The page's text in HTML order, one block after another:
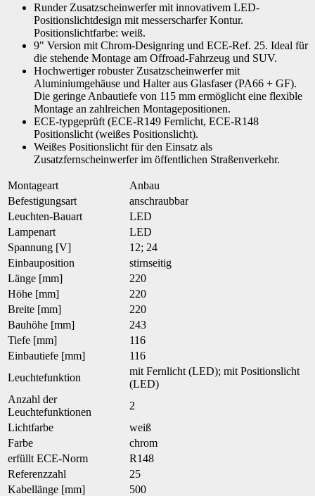
Runder Zusatzscheinwerfer mit innovativem LED-
Positionslichtdesign mit messerscharfer Kontur.
Positionslichtfarbe: weiß.
9" Version mit Chrom-Designring und ECE-Ref. 25. Ideal für
die stehende Montage am Offroad-Fahrzeug und SUV.
Hochwertiger robuster Zusatzscheinwerfer mit
Aluminiumgehäuse und Halter aus Glasfaser (PA66 + GF).
Die geringe Anbautiefe von 115 mm ermöglicht eine flexible
Montage an zahlreichen Montagepositionen.
ECE-typgeprüft (ECE-R149 Fernlicht, ECE-R148
Positionslicht (weißes Positionslicht).
Weißes Positionslicht für den Einsatz als
Zusatzfernscheinwerfer im öffentlichen Straßenverkehr.
Montageart
Anbau
Befestigungsart
anschraubbar
Leuchten-Bauart
LED
Lampenart
LED
Spannung [V]
12; 24
Einbauposition
stirnseitig
Länge [mm]
220
Höhe [mm]
220
Breite [mm]
220
Bauhöhe [mm]
243
Tiefe [mm]
116
Einbautiefe [mm]
116
Leuchtefunktion
mit Fernlicht (LED); mit Positionslicht
(LED)
Anzahl der
Leuchtefunktionen
2
Lichtfarbe
weiß
Farbe
chrom
erfüllt ECE-Norm
R148
Referenzzahl
25
Kabellänge [mm]
500